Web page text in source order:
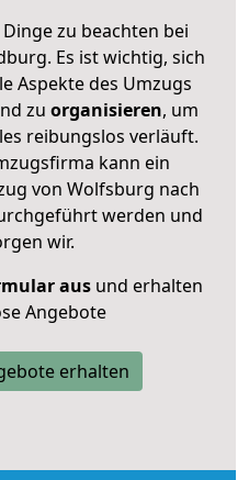
zu beachten bei
Es ist wichtig, sich
Aspekte des Umzugs
zu organisieren, um
reibungslos verläuft.
kann ein
von Wolfsburg nach
werden und
wir.
ausund erhalten
Angebote
erhalten